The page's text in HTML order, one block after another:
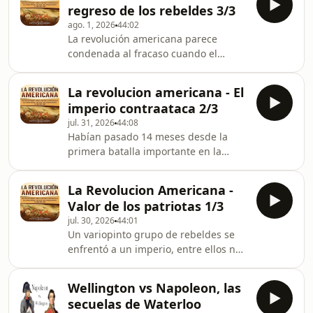
que fue el insignia del temido pirata
Edward Teach, fue hallado en las
costas de Carolina del Norte en 1996.
Los arqueólogos han encontrado
restos que parecen guardar un
secreto oscuro, lo que ha llevado a
especulacio
regreso de los rebeldes 3/3
ago. 1, 202644:02
La revolución americana parece
condenada al fracaso cuando el
patriotas anónimos ayudaron a
revertir el curso de la guerra y
sorprender al mundo. Nancy Hart,
una madre de Georgia de ocho niños,
se enfrenta a una patrulla de leales
sola mano; Elizabeth Burgin intenta
un audaz rescate de prisioneros de
guerra estadounidenses en Brookly
La revolucion americana - El
imperio contraataca 2/3
jul. 31, 202644:08
Habían pasado 14 meses desde la
primera batalla importante en la
fundadores habían firmado la
declaración de independencia,
anunciando el nacimiento de una
nación, pero con el ejército
continental de George Washington al
borde de la aniquilación, la nueva
nación no parecía tener un futuro
muy alentador. La guerra se había
La Revolucion Americana -
Valor de los patriotas 1/3
jul. 30, 202644:01
Un variopinto grupo de rebeldes se
enfrentó a un imperio, entre ellos no
también los héroes olvidados de la
revolución americana, hombres y
Wellington vs Napoleon, las
secuelas de Waterloo